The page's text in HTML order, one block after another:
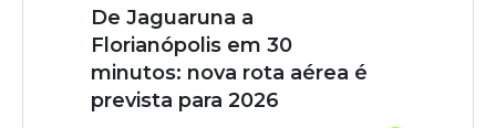
De Jaguaruna a
Florianópolis em 30
minutos: nova rota aérea é
prevista para 2026